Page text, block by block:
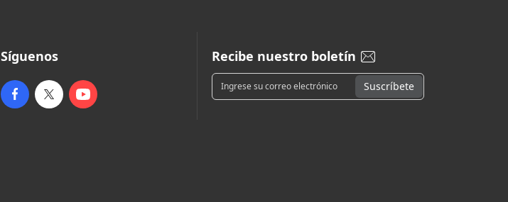
Síguenos Recibe nuestro boletín